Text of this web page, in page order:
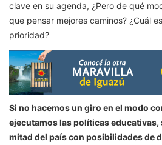
clave en su agenda, ¿Pero de qué
que pensar mejores caminos? ¿Cuál
prioridad?
Si no hacemos un giro en el modo
ejecutamos las políticas
mitad del país con posibilidades de